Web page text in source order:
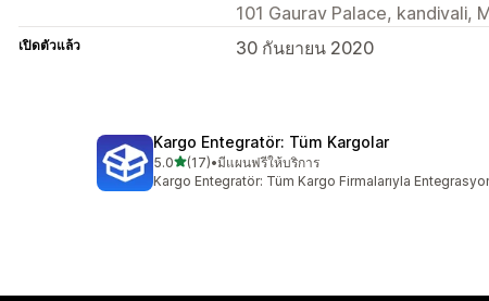
101 Gaurav Palace, kandivali,
เปิดตัวแล้ว 30 กันยายน 2020
Kargo Entegratör: Tüm Kargolar
5.0เต็ม 5 ดาว
(17)
ทั้งหมด 17 รีวิว
•มีแผนฟรีให้บริการ
Kargo Entegratör: Tüm Kargo Firmalarıyla